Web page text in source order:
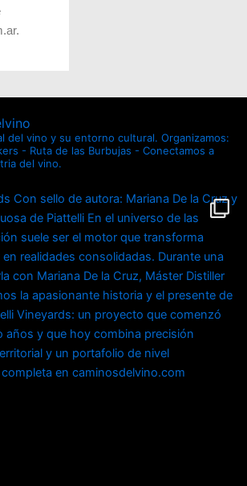
del vino y su entorno cultural. Organizamos:
- Ruta de las Burbujas - Conectamos a
del vino.